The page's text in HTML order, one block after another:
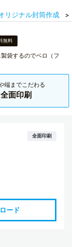
リジナル封筒作成
無料
袋するのでベロ（フ
端までこだわる
全面印刷
ード
全面印刷